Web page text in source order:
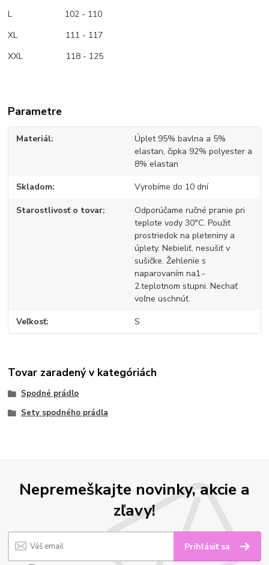
L 102 - 110
XL 111 - 117
XXL 118 - 125
Parametre
Materiál
Úplet 95% bavlna a 5%
elastan, čipka 92% polyester a
8% elastan
Skladom Vyrobíme do 10 dní
Starostlivosť o tovar
Odporúčame ručné pranie pri
teplote vody 30°C. Použiť
prostriedok na pleteniny a
úplety. Nebieliť, nesušiť v
sušičke. Žehlenie s
naparovaním na1.-
2.teplotnom stupni. Nechať
voľne uschnúť.
Veľkosť S
Tovar zaradený v kategóriách
Spodné prádlo
Sety spodného prádla
Nepremeškajte novinky, akcie a
zľavy!
Prihlásiť sa